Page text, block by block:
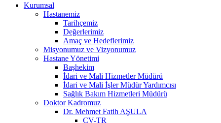
Kurumsal
Hastanemiz
Tarihçemiz
Değerlerimiz
Amaç ve Hedeflerimiz
Misyonumuz ve Vizyonumuz
Hastane Yönetimi
Başhekim
İdari ve Mali Hizmetler Müdürü
İdari ve Mali İşler Müdür Yardımcısı
Sağlık Bakım Hizmetleri Müdürü
Doktor Kadromuz
Dr. Mehmet Fatih AŞULA
CV-TR